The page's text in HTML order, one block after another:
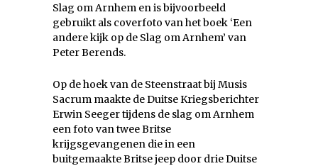
Slag om Arnhem en is bijvoorbeeld
gebruikt als coverfoto van het boek ‘Een
andere kijk op de Slag om Arnhem’ van
Peter Berends.
Op de hoek van de Steenstraat bij Musis
Sacrum maakte de Duitse Kriegsberichter
Erwin Seeger tijdens de slag om Arnhem
een foto van twee Britse
krijgsgevangenen die in een
buitgemaakte Britse jeep door drie Duitse